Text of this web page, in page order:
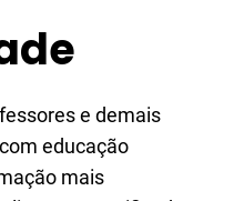
e demais
educação
mais